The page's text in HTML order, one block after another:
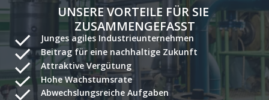
UNSERE VORTEILE FÜR SIE
ZUSAMMENGEFASST
Junges agiles Industrieunternehmen
Beitrag für eine nachhaltige Zukunft
Attraktive Vergütung
Hohe Wachstumsrate
Abwechslungsreiche Aufgaben